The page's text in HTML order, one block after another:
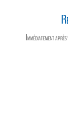
Immédiatement